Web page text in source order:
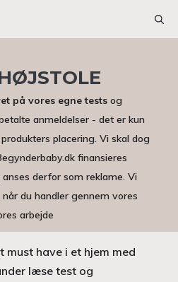
på vores egne tests og
anmeldelser - det er kun
placering. Vi skal dog
finansieres
derfor som reklame. Vi
du handler gennem vores
arbejde
must have i et hjem med
læse test og